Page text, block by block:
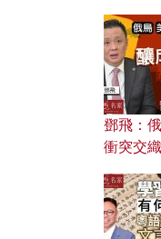
何避免
控？
鄧飛：
衝突交
風險攻
何盤算？